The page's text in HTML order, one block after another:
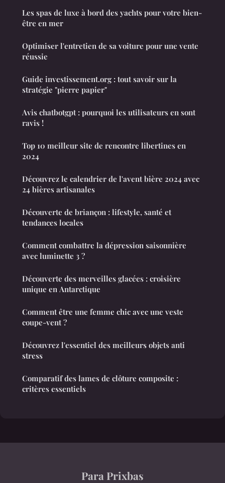
Les spas de luxe à bord des yachts pour votre bien-
être en mer
Optimiser l'entretien de sa voiture pour une vente
réussie
Guide investissement.org : tout savoir sur la
stratégie "pierre papier"
Avis chatbotgpt : pourquoi les utilisateurs en sont
ravis !
Top 10 meilleur site de rencontre libertines en
2024
Découvrez le calendrier de l'avent bière 2024 avec
24 bières artisanales
Découverte de briançon : lifestyle, santé et
tendances locales
Comment combattre la dépression saisonnière
avec luminette 3 ?
Découverte des merveilles glacées : croisière
unique en Antarctique
Comment être une femme chic avec une veste
coupe-vent ?
Découvrez l'essentiel des meilleurs objets anti
stress
Comparatif des lames de clôture composite :
critères essentiels
Para Prixbas